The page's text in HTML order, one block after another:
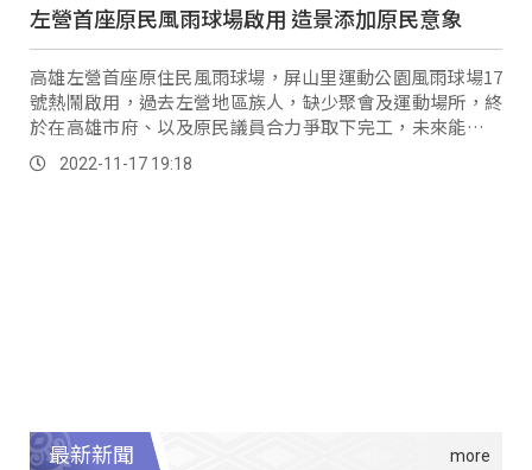
左營首座原民風雨球場啟用 造景添加原民意象
高雄左營首座原住民風雨球場，屏山里運動公園風雨球場17
號熱鬧啟用，過去左營地區族人，缺少聚會及運動場所，終
於在高雄市府、以及原民議員合力爭取下完工，未來能提供
族人舉辦傳統祭典、辦理原民活動。
2022-11-17 19:18
最新新聞